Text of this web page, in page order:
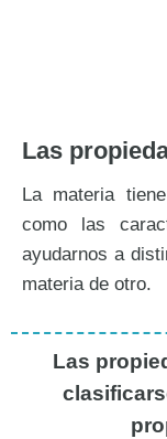
Las
La materia
como las
ayudarnos a
materia de otro.
Las